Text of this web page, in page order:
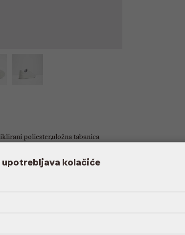
poliester,uložna tabanica
Aldo proizvodom
upotrebljava kolačiće